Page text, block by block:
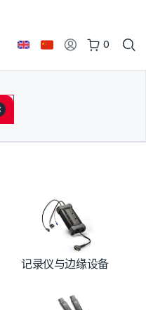
0
记录仪与边缘设备